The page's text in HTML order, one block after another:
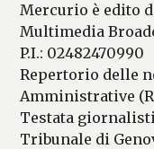
Mercurio è edito
Multimedia
P.I.: 02482470990
Repertorio delle
Amministrative
Testata
Tribunale di